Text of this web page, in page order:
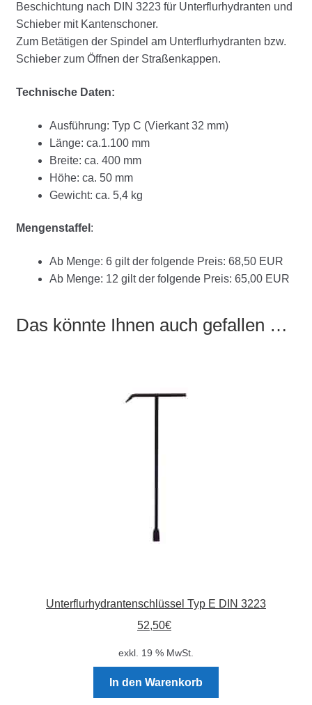
Beschichtung nach DIN 3223 für Unterflurhydranten und
Schieber mit Kantenschoner.
Zum Betätigen der Spindel am Unterflurhydranten bzw.
Schieber zum Öffnen der Straßenkappen.
Technische Daten:
Ausführung: Typ C (Vierkant 32 mm)
Länge: ca.1.100 mm
Breite: ca. 400 mm
Höhe: ca. 50 mm
Gewicht: ca. 5,4 kg
Mengenstaffel :
Ab Menge: 6 gilt der folgende Preis: 68,50 EUR
Ab Menge: 12 gilt der folgende Preis: 65,00 EUR
Das könnte Ihnen auch gefallen …
Unterflurhydrantenschlüssel Typ E DIN 3223
52,50€
exkl. 19 % MwSt.
In den Warenkorb